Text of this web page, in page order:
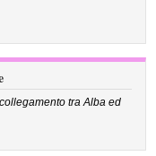
tra Alba ed